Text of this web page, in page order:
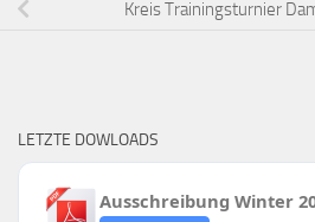
Kreis Trainingsturnier
LETZTE DOWLOADS
Ausschreibung Winter